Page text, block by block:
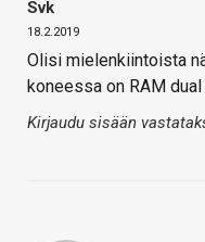
Svk
18.2.2019
Olisi mielenkiintoista
koneessa on RAM dual
Kirjaudu sisään